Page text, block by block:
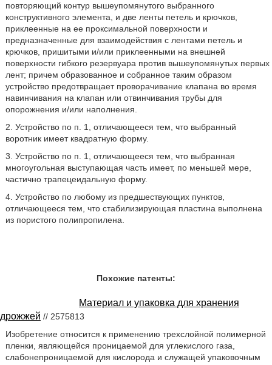
повторяющий контур вышеупомянутого выбранного
конструктивного элемента, и две ленты петель и крючков,
приклеенные на ее проксимальной поверхности и
предназначенные для взаимодействия с лентами петель и
крючков, пришитыми и/или приклеенными на внешней
поверхности гибкого резервуара против вышеупомянутых первых
лент; причем образованное и собранное таким образом
устройство предотвращает проворачивание клапана во время
навинчивания на клапан или отвинчивания трубы для
опорожнения и/или наполнения.
2. Устройство по п. 1, отличающееся тем, что выбранный
воротник имеет квадратную форму.
3. Устройство по п. 1, отличающееся тем, что выбранная
многоугольная выступающая часть имеет, по меньшей мере,
частично трапецеидальную форму.
4. Устройство по любому из предшествующих пунктов,
отличающееся тем, что стабилизирующая пластина выполнена
из пористого полипропилена.
Похожие патенты:
Материал и упаковка для хранения
дрожжей // 2575813
Изобретение относится к применению трехслойной полимерной
пленки, являющейся проницаемой для углекислого газа,
слабонепроницаемой для кислорода и служащей упаковочным